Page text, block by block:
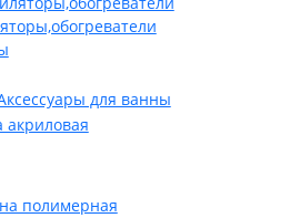
для ванны
акриловая
полимерная